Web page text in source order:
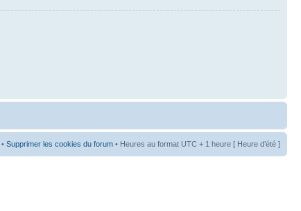
• Supprimer les cookies du forum • Heures au format UTC + 1 heure [ Heure d’été ]